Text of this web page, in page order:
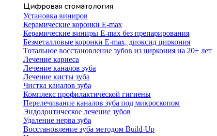
Цифровая стоматология
Установка виниров
Керамические коронки E-max
Керамические виниры E-max без препарирования
Безметалловые коронки Е-max, диоксид циркония
Тотальное восстановление зубов из циркония на 20+ лет
Лечение кариеса
Лечение каналов зуба
Лечение кисты зуба
Чистка каналов зуба
Комплекс профилактической гигиены
Перелечивание каналов зуба под микроскопом
Эндодонтическое лечение зубов
Удаление нерва зуба
Восстановление зуба методом Build-Up